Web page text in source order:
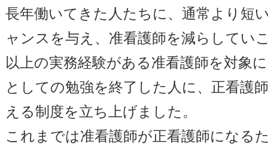
長年働いてきた人たちに、通常より短
ャンスを与え、准看護師を減らしてい
以上の実務経験がある准看護師を対象
としての勉強を終了した人に、正看護
える制度を立ち上げました。
これまでは准看護師が正看護師になる